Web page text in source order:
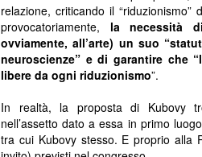
relazione, criticando il
provocatoriamente, la necessità
ovviamente, all’arte) un suo
neuroscienze” e di garantire che
libere da ogni riduzionismo”.
In realtà, la proposta di Kubovy
nell’assetto dato a essa in primo
tra cui Kubovy stesso. E proprio alla